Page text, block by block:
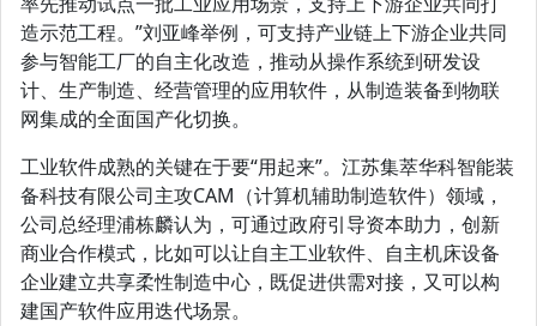
造示范工程。”刘亚峰举例，可支持产业链上下游企业共同
参与智能工厂的自主化改造，推动从操作系统到研发设
计、生产制造、经营管理的应用软件，从制造装备到物联
网集成的全面国产化切换。
工业软件成熟的关键在于要“用起来”。江苏集萃华科智能装
备科技有限公司主攻CAM（计算机辅助制造软件）领域，
公司总经理浦栋麟认为，可通过政府引导资本助力，创新
商业合作模式，比如可以让自主工业软件、自主机床设备
企业建立共享柔性制造中心，既促进供需对接，又可以构
建国产软件应用迭代场景。